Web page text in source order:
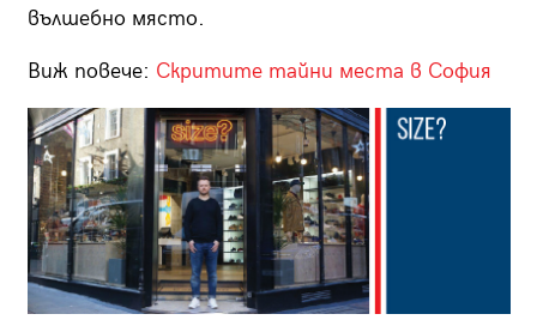
вълшебно място.
Виж повече: Скритите тайни места в София